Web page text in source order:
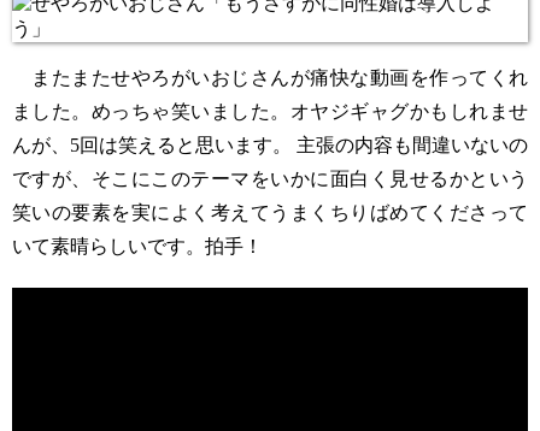
またまたせやろがいおじさんが痛快な動画を作ってくれ
ました。めっちゃ笑いました。オヤジギャグかもしれませ
んが、5回は笑えると思います。 主張の内容も間違いないの
ですが、そこにこのテーマをいかに面白く見せるかという
笑いの要素を実によく考えてうまくちりばめてくださって
いて素晴らしいです。拍手！